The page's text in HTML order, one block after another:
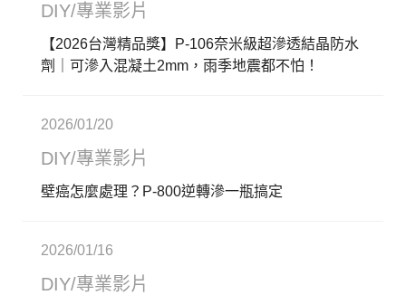
DIY/專業影片
【2026台灣精品獎】P-106奈米級超滲透結晶防水
劑｜可滲入混凝土2mm，雨季地震都不怕！
2026/01/20
DIY/專業影片
壁癌怎麼處理？P-800逆轉滲一瓶搞定
2026/01/16
DIY/專業影片